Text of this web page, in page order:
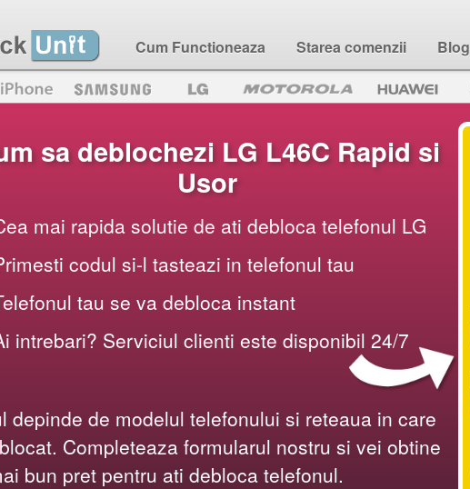
Cum Functioneaza Starea comenzii Blog
Blackberry
sa deblochezi LG L46C Rapid si
Usor
mai rapida solutie de ati debloca telefonul LG
codul si-l tasteazi in telefonul tau
tau se va debloca instant
intrebari? Serviciul clienti este disponibil 24/7
depinde de modelul telefonului si reteaua in care
Completeaza formularul nostru si vei obtine
bun pret pentru ati debloca telefonul.